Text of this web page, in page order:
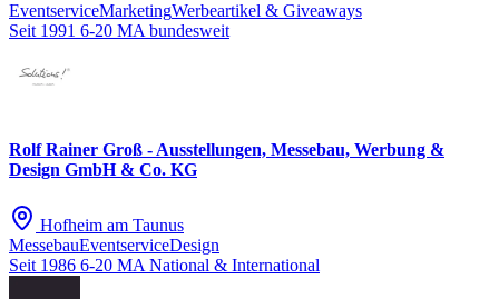
EventserviceMarketingWerbeartikel & Giveaways
Seit 1991 6-20 MA bundesweit
Rolf Rainer Groß - Ausstellungen, Messebau, Werbung &
Design GmbH & Co. KG
Hofheim am Taunus
MessebauEventserviceDesign
Seit 1986 6-20 MA National & International